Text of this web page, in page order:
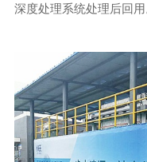
深度处理系统处理后回用